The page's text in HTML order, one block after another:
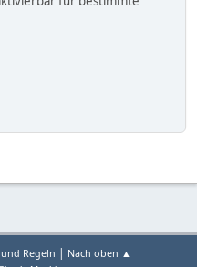
Regeln | Nach oben ▲